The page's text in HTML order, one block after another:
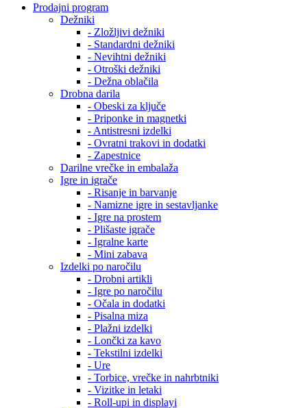
Prodajni program
Dežniki
- Zložljivi dežniki
- Standardni dežniki
- Nevihtni dežniki
- Otroški dežniki
- Dežna oblačila
Drobna darila
- Obeski za ključe
- Priponke in magnetki
- Antistresni izdelki
- Ovratni trakovi in dodatki
- Zapestnice
Darilne vrečke in embalaža
Igre in igrače
- Risanje in barvanje
- Namizne igre in sestavljanke
- Igre na prostem
- Plišaste igrače
- Igralne karte
- Mini zabava
Izdelki po naročilu
- Drobni artikli
- Igre po naročilu
- Očala in dodatki
- Pisalna miza
- Plažni izdelki
- Lončki za kavo
- Tekstilni izdelki
- Ure
- Torbice, vrečke in nahrbtniki
- Vizitke in letaki
- Roll-upi in displayi